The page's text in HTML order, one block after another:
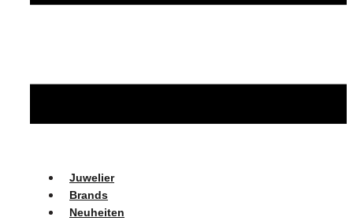
Juwelier
Brands
Neuheiten